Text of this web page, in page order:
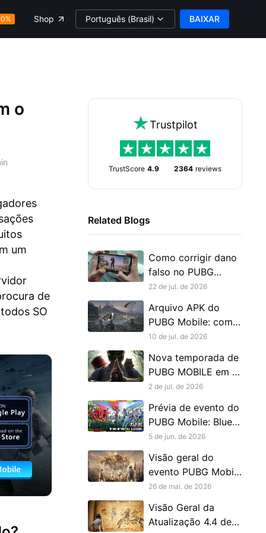
Shop Português (Brasil) BAIXAR
o
um
de
SO
Trustpilot
TrustScore 4.9 2364 reviews
Related Blogs
Como corrigir dano
falso no PUBG
Mobile
22 de jul. de 2026
Arquivo APK do
PUBG Mobile: como
baixar as versões
10 de jul. de 2026
Nova temporada de
PUBG MOBILE em 9
de julho: visão geral
da atualização da
Versão 4.5
2 de jul. de 2026
Prévia de evento do
PUBG Mobile: Blue
Lock, recompensas
Temporada Chama
no Futebol
5 de jun. de 2026
Visão geral do
evento PUBG Mobile
4.4: 8º Aniversário
e Pekora
26 de mai. de 2026
Visão Geral da
Atualização 4.4 de